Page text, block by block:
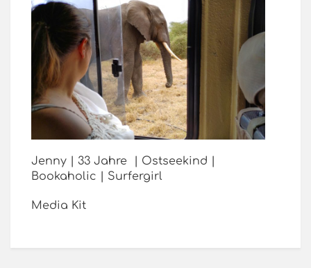
Jenny | 33 Jahre | Ostseekind |
Bookaholic | Surfergirl
Media Kit